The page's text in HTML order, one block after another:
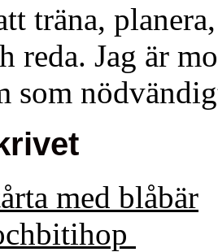
träna,
reda. Jag är
som
med blåbär